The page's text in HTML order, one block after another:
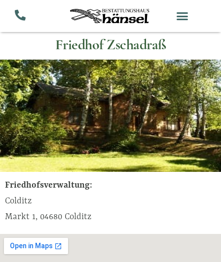
Inhalt
Friedhof Zschadraß
Friedhofsverwaltung:
Colditz
Markt 1, 04680 Colditz